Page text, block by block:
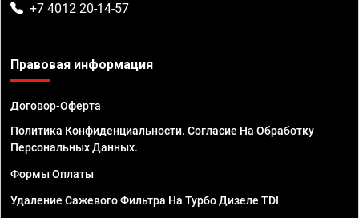
+7 4012 20-14-57
Правовая информация
Договор-Оферта
Политика Конфиденциальности. Согласие На Обработку
Персональных Данных.
Формы Оплаты
Удаление Сажевого Фильтра На Турбо Дизеле TDI